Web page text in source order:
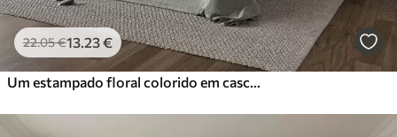
22.05€13 .23€